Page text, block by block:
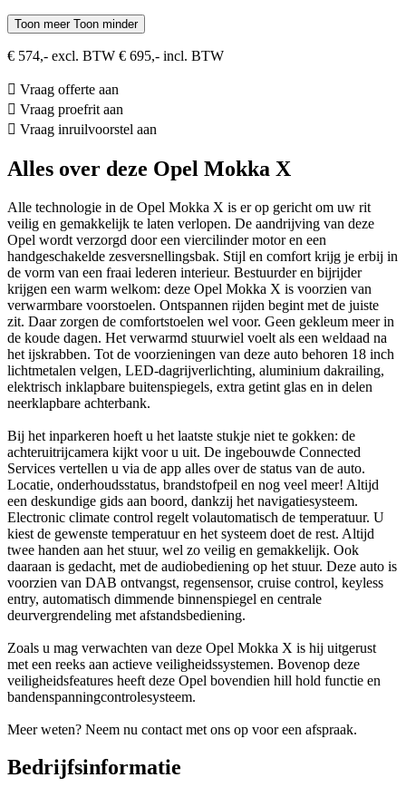
Toon meer Toon minder
€ 574,- excl. BTW € 695,- incl. BTW
Vraag offerte aan
Vraag proefrit aan
Vraag inruilvoorstel aan
Alles over deze Opel Mokka X
Alle technologie in de Opel Mokka X is er op gericht om uw rit
veilig en gemakkelijk te laten verlopen. De aandrijving van deze
Opel wordt verzorgd door een viercilinder motor en een
handgeschakelde zesversnellingsbak. Stijl en comfort krijg je erbij in
de vorm van een fraai lederen interieur. Bestuurder en bijrijder
krijgen een warm welkom: deze Opel Mokka X is voorzien van
verwarmbare voorstoelen. Ontspannen rijden begint met de juiste
zit. Daar zorgen de comfortstoelen wel voor. Geen gekleum meer in
de koude dagen. Het verwarmd stuurwiel voelt als een weldaad na
het ijskrabben. Tot de voorzieningen van deze auto behoren 18 inch
lichtmetalen velgen, LED-dagrijverlichting, aluminium dakrailing,
elektrisch inklapbare buitenspiegels, extra getint glas en in delen
neerklapbare achterbank.
Bij het inparkeren hoeft u het laatste stukje niet te gokken: de
achteruitrijcamera kijkt voor u uit. De ingebouwde Connected
Services vertellen u via de app alles over de status van de auto.
Locatie, onderhoudsstatus, brandstofpeil en nog veel meer! Altijd
een deskundige gids aan boord, dankzij het navigatiesysteem.
Electronic climate control regelt volautomatisch de temperatuur. U
kiest de gewenste temperatuur en het systeem doet de rest. Altijd
twee handen aan het stuur, wel zo veilig en gemakkelijk. Ook
daaraan is gedacht, met de audiobediening op het stuur. Deze auto is
voorzien van DAB ontvangst, regensensor, cruise control, keyless
entry, automatisch dimmende binnenspiegel en centrale
deurvergrendeling met afstandsbediening.
Zoals u mag verwachten van deze Opel Mokka X is hij uitgerust
met een reeks aan actieve veiligheidssystemen. Bovenop deze
veiligheidsfeatures heeft deze Opel bovendien hill hold functie en
bandenspanningcontrolesysteem.
Meer weten? Neem nu contact met ons op voor een afspraak.
Bedrijfsinformatie